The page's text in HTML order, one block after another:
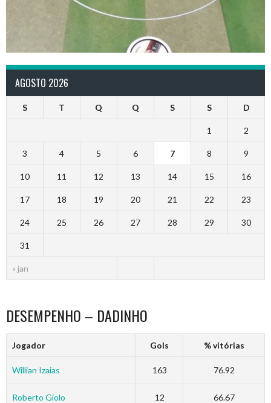
AGOSTO 2026
S T Q Q S S D
« jan
1 2
3 4 5 6 7 8 9
10 11 12 13 14 15 16
17 18 19 20 21 22 23
24 25 26 27 28 29 30
31
DESEMPENHO – DADINHO
Jogador Gols % vitórias
Willian Izaias 163 76.92
Roberto Giolo 12 66.67